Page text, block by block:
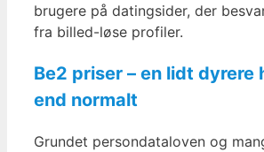
brugere på datingsider, der
fra billed-løse profiler.
Be2 priser – en lidt dyrere
end normalt
Grundet persondataloven og